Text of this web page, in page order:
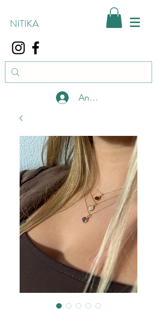
NITIKA
Anmelden